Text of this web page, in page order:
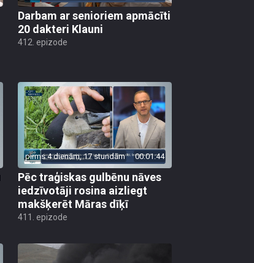
Darbam ar senioriem apmācīti
20 dakteri Klauni
412. epizode
pirms 4 dienām, 17 stundām 00:01:44
Pēc traģiskas gulbēnu nāves
iedzīvotāji rosina aizliegt
makšķerēt Māras dīķī
411. epizode